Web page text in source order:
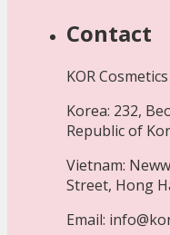
Contact
KOR Cosmetics
Korea: 232,
Republic of
Vietnam:
Street, Hong
Email: